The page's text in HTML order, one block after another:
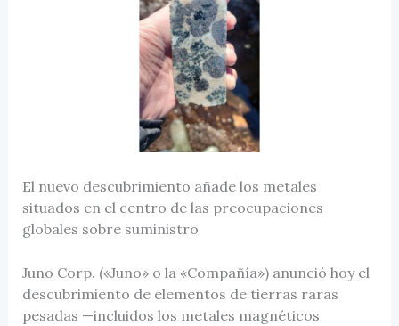
El nuevo descubrimiento añade los metales
situados en el centro de las preocupaciones
globales sobre suministro
Juno Corp. («Juno» o la «Compañía») anunció hoy el
descubrimiento de elementos de tierras raras
pesadas —incluidos los metales magnéticos